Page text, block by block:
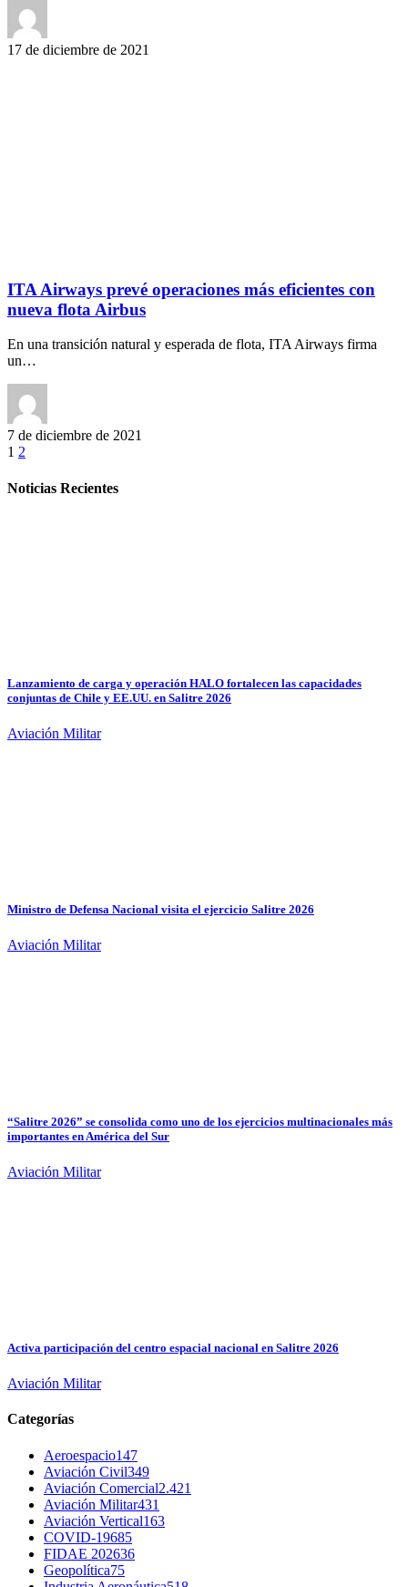
17 de diciembre de 2021
ITA Airways prevé operaciones más eficientes con
nueva flota Airbus
En una transición natural y esperada de flota, ITA Airways firma
un…
7 de diciembre de 2021
1 2
Noticias Recientes
Lanzamiento de carga y operación HALO fortalecen las capacidades
conjuntas de Chile y EE.UU. en Salitre 2026
Aviación Militar
Ministro de Defensa Nacional visita el ejercicio Salitre 2026
Aviación Militar
“Salitre 2026” se consolida como uno de los ejercicios multinacionales más
importantes en América del Sur
Aviación Militar
Activa participación del centro espacial nacional en Salitre 2026
Aviación Militar
Categorías
Aeroespacio147
Aviación Civil349
Aviación Comercial2.421
Aviación Militar431
Aviación Vertical163
COVID-19685
FIDAE 202636
Geopolítica75